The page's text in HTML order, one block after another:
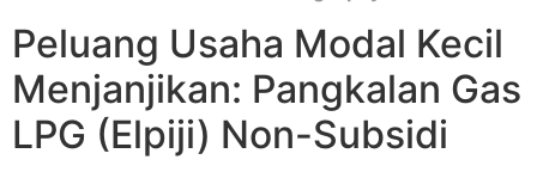
Peluang Usaha Modal Kecil
Menjanjikan: Pangkalan Gas
LPG (Elpiji) Non-Subsidi